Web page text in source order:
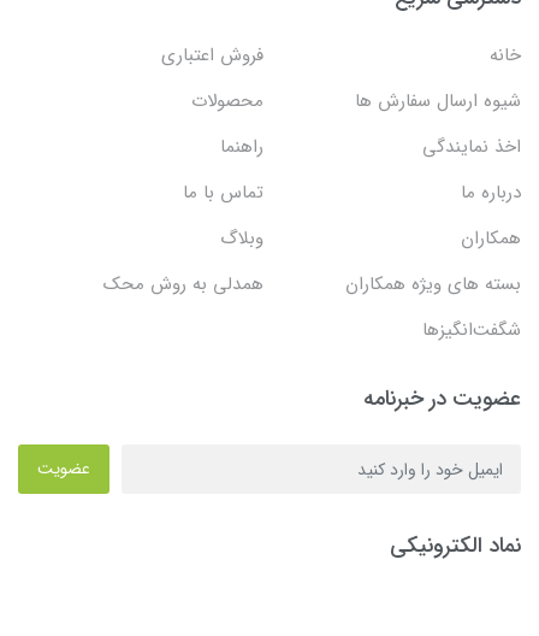
خانه
فروش اعتباری
شیوه ارسال سفارش ها
محصولات
اخذ نمایندگی
راهنما
درباره ما
تماس با ما
همکاران
وبلاگ
بسته های ویژه همکاران
همدلی به روش محک
شگفت‌انگیزها
عضویت در خبرنامه
عضویت
نماد الکترونیکی